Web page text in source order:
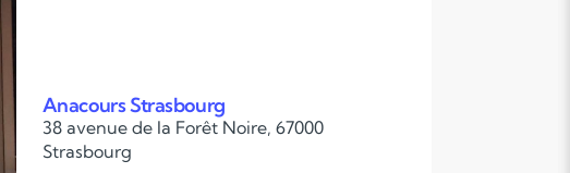
Anacours Strasbourg
38 avenue de la Forêt Noire, 67000
Strasbourg